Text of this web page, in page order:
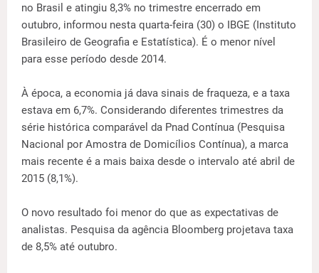
no Brasil e atingiu 8,3% no trimestre encerrado em
outubro, informou nesta quarta-feira (30) o IBGE (Instituto
Brasileiro de Geografia e Estatística). É o menor nível
para esse período desde 2014.
À época, a economia já dava sinais de fraqueza, e a taxa
estava em 6,7%. Considerando diferentes trimestres da
série histórica comparável da Pnad Contínua (Pesquisa
Nacional por Amostra de Domicílios Contínua), a marca
mais recente é a mais baixa desde o intervalo até abril de
2015 (8,1%).
O novo resultado foi menor do que as expectativas de
analistas. Pesquisa da agência Bloomberg projetava taxa
de 8,5% até outubro.